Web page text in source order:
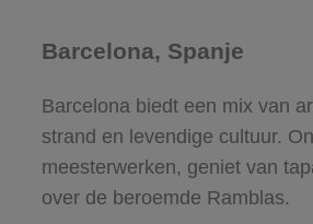
Barcelona, Spanje
Barcelona biedt een mix van
strand en levendige cultuur.
meesterwerken, geniet van
over de beroemde Ramblas.